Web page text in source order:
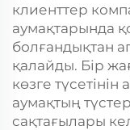
клиенттер
аумақтарында
болғандықтан
қалайды. Бір
көзге
аумақтың
сақтағылары